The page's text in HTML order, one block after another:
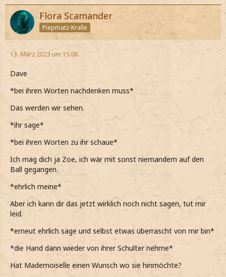
Flora Scamander
Piepmatz-Kralle
13. März 2023 um 15:06
Dave
*bei ihren Worten nachdenken muss*
Das werden wir sehen.
*ihr sage*
*bei ihren Worten zu ihr schaue*
Ich mag dich ja Zoe, ich wär mit sonst niemandem auf den
Ball gegangen.
*ehrlich meine*
Aber ich kann dir das jetzt wirklich noch nicht sagen, tut mir
leid.
*erneut ehrlich sage und selbst etwas überrascht von mir bin*
*die Hand dann wieder von ihrer Schulter nehme*
Hat Mademoiselle einen Wunsch wo sie hinmöchte?